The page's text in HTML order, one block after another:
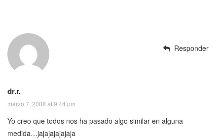
dr.r.
marzo 7, 2008 at 9:44 pm
Yo creo que todos nos ha pasado algo similar en alguna
medida…jajajajajajaja
Responder